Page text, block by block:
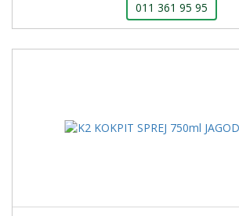
011 361 95 95